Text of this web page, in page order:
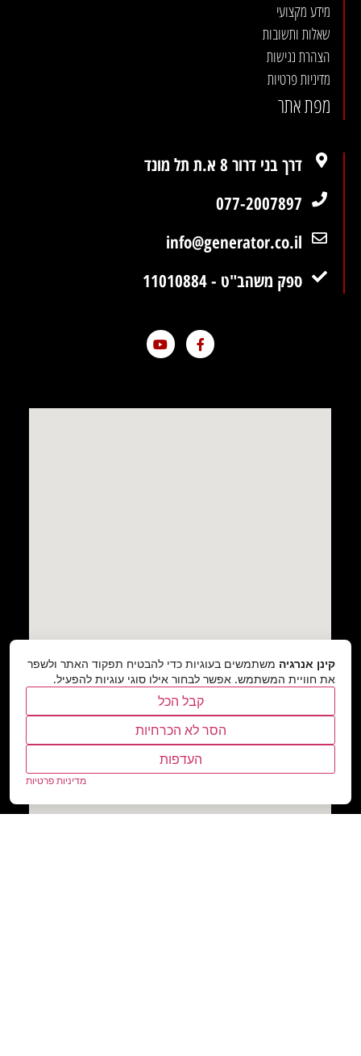
מידע מקצועי
שאלות ותשובות
הצהרת נגישות
מדיניות פרטיות
מפת אתר
דרך בני דרור 8 א.ת תל מונד
077-2007897
info@generator.co.il
ספק משהב"ט - 11010884
קינן אנרגיה משתמשים בעוגיות כדי להבטיח תפקוד האתר ולשפר
את חוויית המשתמש. אפשר לבחור אילו סוגי עוגיות להפעיל.
קבל הכל
הסר לא הכרחיות
העדפות
מדיניות פרטיות